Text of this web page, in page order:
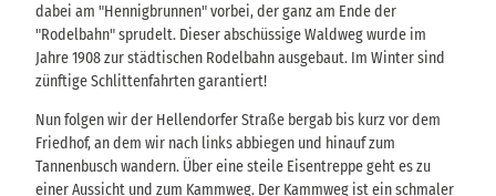
dabei am "Hennigbrunnen" vorbei, der ganz am Ende der
"Rodelbahn" sprudelt. Dieser abschüssige Waldweg wurde im
Jahre 1908 zur städtischen Rodelbahn ausgebaut. Im Winter sind
zünftige Schlittenfahrten garantiert!
Nun folgen wir der Hellendorfer Straße bergab bis kurz vor dem
Friedhof, an dem wir nach links abbiegen und hinauf zum
Tannenbusch wandern. Über eine steile Eisentreppe geht es zu
einer Aussicht und zum Kammweg. Der Kammweg ist ein schmaler